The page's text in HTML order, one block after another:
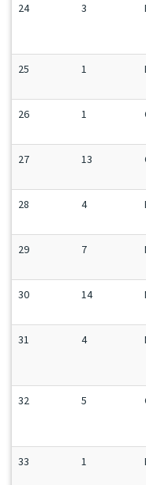
24 3
25 1
26 1
27 13
28 4
29 7
30 14
31 4
32 5
33 1